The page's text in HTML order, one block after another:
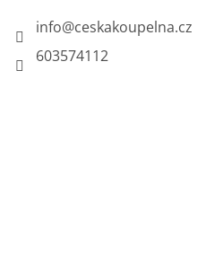
info@ceskakoupelna.cz
603574112